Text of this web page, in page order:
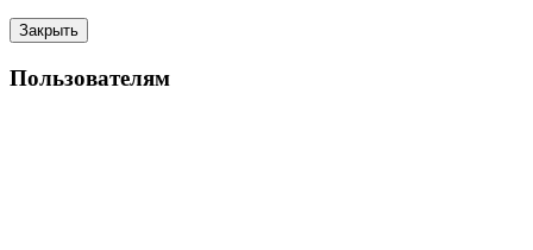
Закрыть
Пользователям